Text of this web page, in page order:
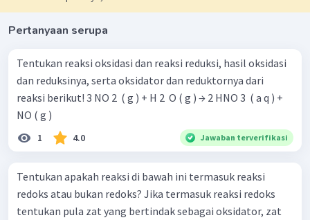
Pertanyaan serupa
Tentukan reaksi oksidasi dan reaksi reduksi, hasil oksidasi
dan reduksinya, serta oksidator dan reduktornya dari
reaksi berikut! 3 NO 2 ​ ( g ) + H 2 ​ O ( g ) → 2 HNO 3 ​ ( a q ) +
NO ( g )
1 4.0 Jawaban terverifikasi
Tentukan apakah reaksi di bawah ini termasuk reaksi
redoks atau bukan redoks? Jika termasuk reaksi redoks
tentukan pula zat yang bertindak sebagai oksidator, zat